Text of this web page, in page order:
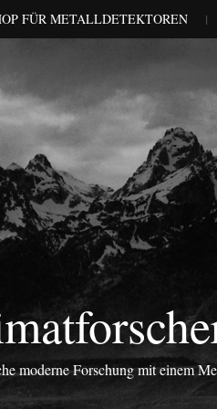
FÜR METALLDETEKTOREN
moderne Forschung mit einem